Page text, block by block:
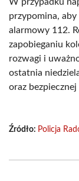
przypomina,
alarmowy 112.
zapobieganiu
rozwagi i
ostatnia
oraz
Źródło: Policja